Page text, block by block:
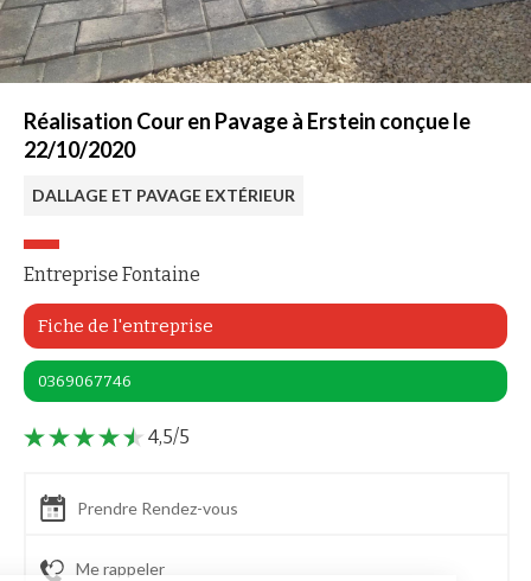
Réalisation Cour en Pavage à Erstein conçue le
22/10/2020
DALLAGE ET PAVAGE EXTÉRIEUR
Entreprise Fontaine
Fiche de l'entreprise
0369067746
4,5/5
Prendre Rendez-vous
Me rappeler